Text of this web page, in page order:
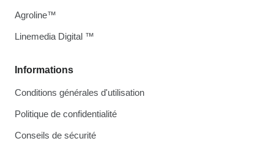
Informations
Conditions générales d'utilisation
Politique de confidentialité
Conseils de sécurité
Agroline™
Linemedia Digital ™